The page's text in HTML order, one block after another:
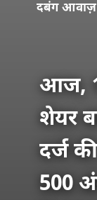
दबंग आवाज़
आज,
शेयर
दर्ज
500